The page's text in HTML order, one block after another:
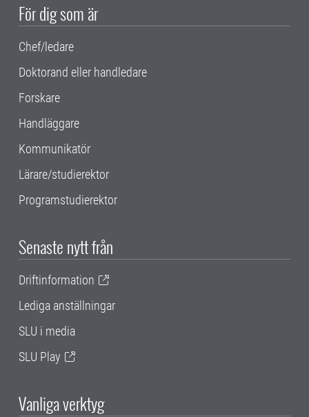
För dig som är
Chef/ledare
Doktorand eller handledare
Forskare
Handläggare
Kommunikatör
Lärare/studierektor
Programstudierektor
Senaste nytt från
Driftinformation
Lediga anställningar
SLU i media
SLU Play
Vanliga verktyg